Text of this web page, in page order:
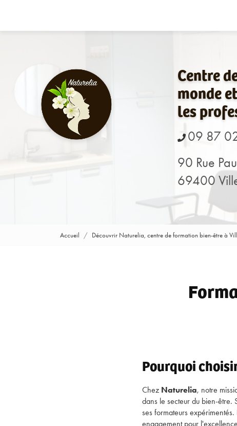
Centre
monde
les
09 87
90 Rue
69400
Accueil Découvrir Naturelia, centre de formation bien-être à
Pourquoi
Chez Naturelia, notre
dans le secteur du bien-être.
ses formateurs expérimentés.
engagement pour